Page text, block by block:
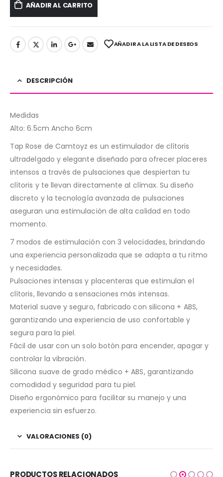
AÑADIR AL CARRITO
AÑADIR A LA LISTA DE DESEOS
DESCRIPCIÓN
Medidas
Alto: 6.5cm Ancho 6cm
Tap Rose de Camtoyz es un estimulador de clítoris
ultradelgado y elegante diseñado para ofrecer placeres
intensos a través de pulsaciones que despiertan tu
clítoris y te llevan directamente al clímax. Su diseño
discreto y la tecnología avanzada de pulsaciones
aseguran una estimulación de alta calidad en todo
momento.
7 modos de estimulación con 3 velocidades, brindando
una experiencia personalizada que se adapta a tu ritmo
y necesidades.
Pulsaciones intensas y placenteras que estimulan el
clítoris, llevando a sensaciones más intensas.
Material suave y seguro, fabricado con silicona + ABS,
garantizando una experiencia de uso confortable y
segura para la piel.
Fácil de usar con un solo botón para encender, apagar y
controlar la vibración.
Silicona suave de grado médico + ABS, garantizando
comodidad y seguridad para tu piel.
Diseño ergonómico para facilitar su manejo y una
experiencia sin esfuerzo.
VALORACIONES (0)
PRODUCTOS RELACIONADOS